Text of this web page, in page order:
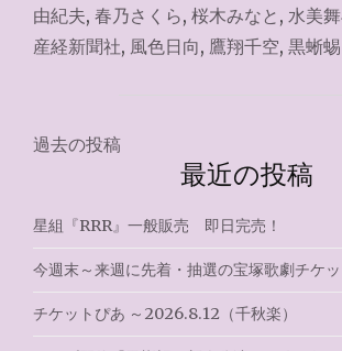
聞
2026.6.14"
由紀夫, 春乃さくら, 桜木みなと , 水美
産経新聞社, 風色日向, 鷹翔千空, 黒蜥蜴
投
ナ
ビ
ゲ
過去の投稿
最近の投稿
星組『RRR』一般販売 即日完売！
今週末～来週に先着・抽選の宝塚歌劇チケッ
チケットぴあ ～2026.8.12（千秋楽）